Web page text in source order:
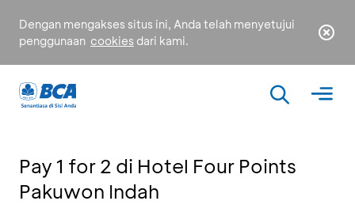
Dengan mengakses situs ini, Anda telah menyetujui
penggunaan cookies dari kami.
Pay 1 for 2 di Hotel Four Points
Pakuwon Indah